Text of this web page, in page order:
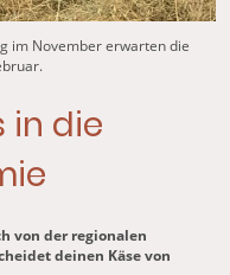
im November erwarten die
in die
von der regionalen
deinen Käse von